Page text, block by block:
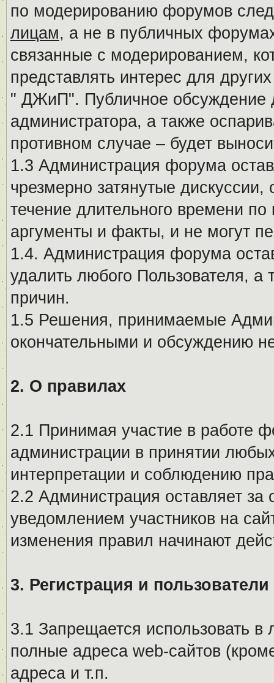
по модерированию форумов
лицам, а не в публичных
связанные с модерированием,
представлять интерес для
" ДЖиП". Публичное обсуждение
администратора, а также
противном случае – будет
1.3 Администрация форума
чрезмерно затянутые
течение длительного времени
аргументы и факты, и не могут
1.4. Администрация форума
удалить любого Пользователя, а
причин.
1.5 Решения, принимаемые
окончательными и обсуждению
2. О правилах
2.1 Принимая участие в работе
администрации в принятии
интерпретации и соблюдению
2.2 Администрация оставляет
уведомлением участников на
изменения правил начинают
3. Регистрация и пользователи
3.1 Запрещается использовать
полные адреса web-сайтов
адреса и т.п.